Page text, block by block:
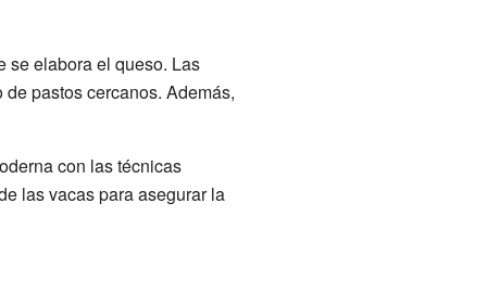
se elabora el queso. Las
pastos cercanos. Además,
con las técnicas
las vacas para asegurar la